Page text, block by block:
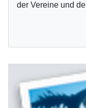
der Vereine und